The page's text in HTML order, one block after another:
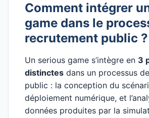
Comment intégrer
game dans le
recrutement public ?
Un serious game s’intègre en 3
distinctes dans un processus
public : la conception du
déploiement numérique, et
données produites par la